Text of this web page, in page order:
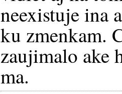
neexistuje ina
ku zmenkam.
zaujimalo ake
ma.